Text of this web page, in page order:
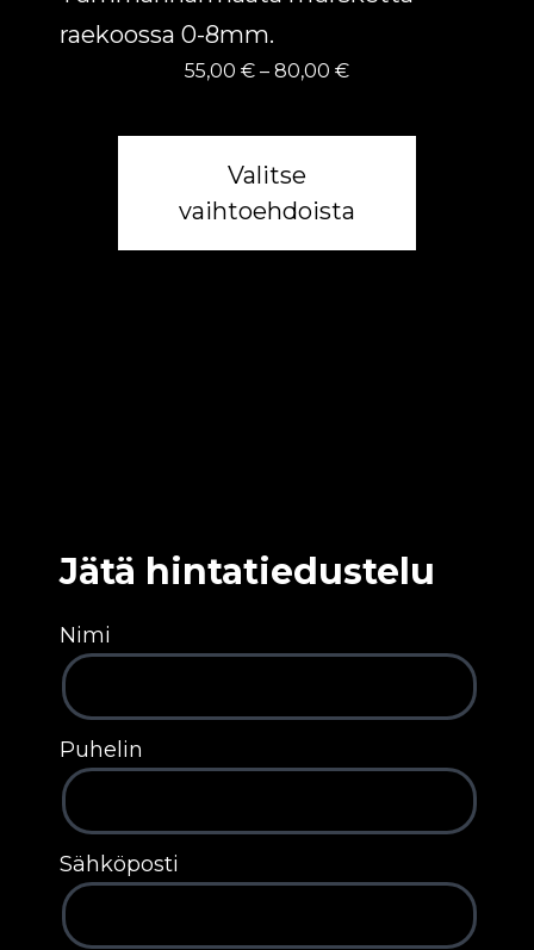
55,00 € – 80,00 €Hintaluokka:
-
raekoossa 0-8mm.
Valitse
vaihtoehdoista
Jätä hintatiedustelu
Nimi
Puhelin
Sähköposti